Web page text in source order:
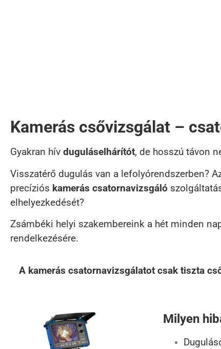
Kamerás csővizsgálat –
Gyakran hív duguláselhárítót, de hosszú távon
Visszatérő dugulás van a lefolyórendszerben?
precíziós kamerás csatornavizsgáló
elhelyezkedését?
Zsámbéki helyi szakembereink a hét minden
rendelkezésére.
A kamerás csatornavizsgálatot csak tiszta
Milyen